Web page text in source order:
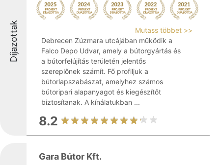
Díjazottak
Mutass többet >>
Debrecen Zúzmara utcájában működik a
Falco Depo Udvar, amely a bútorgyártás és
a bútorfelújítás területén jelentős
szereplőnek számít. Fő profiljuk a
bútorlapszabászat, amelyhez számos
bútoripari alapanyagot és kiegészítőt
biztosítanak. A kínálatukban ...
8.2
Gara Bútor Kft.